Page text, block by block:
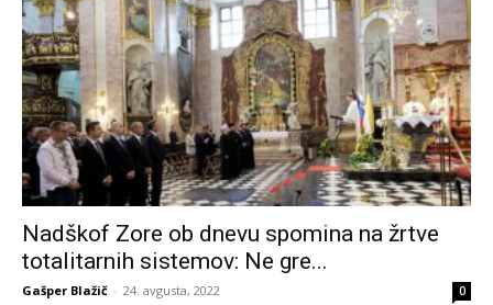
Nadškof Zore ob dnevu spomina na žrtve
totalitarnih sistemov: Ne gre...
Gašper Blažič - 24. avgusta, 2022 0